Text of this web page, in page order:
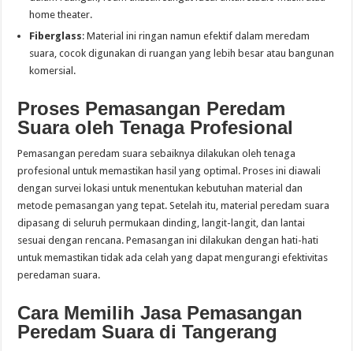
home theater.
Fiberglass: Material ini ringan namun efektif dalam meredam
suara, cocok digunakan di ruangan yang lebih besar atau bangunan
komersial.
Proses Pemasangan Peredam
Suara oleh Tenaga Profesional
Pemasangan peredam suara sebaiknya dilakukan oleh tenaga
profesional untuk memastikan hasil yang optimal. Proses ini diawali
dengan survei lokasi untuk menentukan kebutuhan material dan
metode pemasangan yang tepat. Setelah itu, material peredam suara
dipasang di seluruh permukaan dinding, langit-langit, dan lantai
sesuai dengan rencana. Pemasangan ini dilakukan dengan hati-hati
untuk memastikan tidak ada celah yang dapat mengurangi efektivitas
peredaman suara.
Cara Memilih Jasa Pemasangan
Peredam Suara di Tangerang